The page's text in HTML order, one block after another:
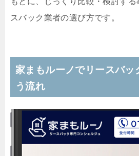
スバック業者の選び方です。
家まもルーノでリースバッ
う流れ